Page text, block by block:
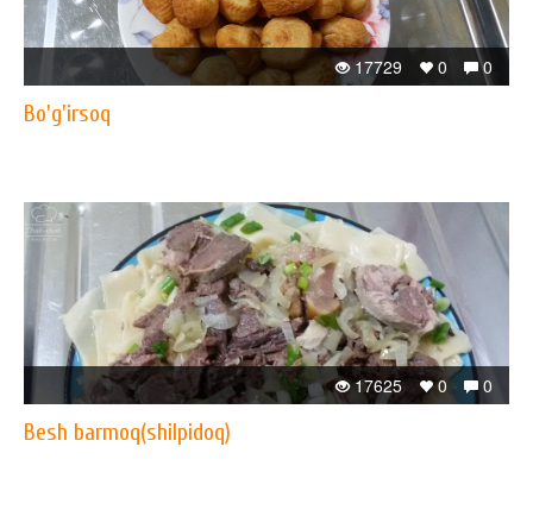
0
0
17729
Bo'g'irsoq
0
0
17625
Besh barmoq(shilpidoq)